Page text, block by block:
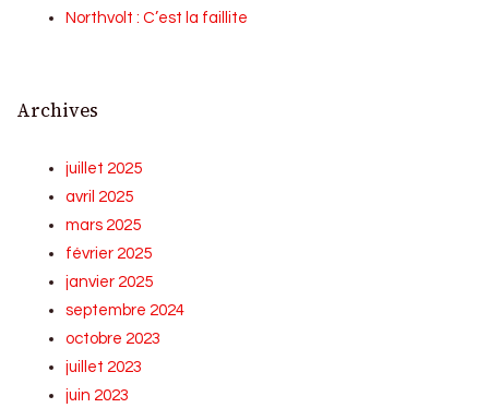
Northvolt : C’est la faillite
Archives
juillet 2025
avril 2025
mars 2025
février 2025
janvier 2025
septembre 2024
octobre 2023
juillet 2023
juin 2023